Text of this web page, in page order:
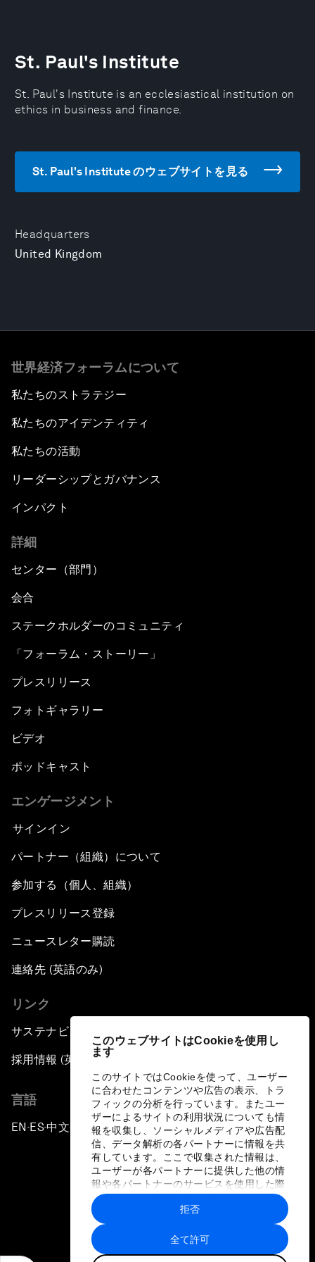
このウェブサイトはCookieを使用し
ます
このサイトではCookieを使って、ユーザー
に合わせたコンテンツや広告の表示、トラ
フィックの分析を行っています。またユー
ザーによるサイトの利用状況についても情
報を収集し、ソーシャルメディアや広告配
信、データ解析の各パートナーに情報を共
有しています。ここで収集された情報は、
ユーザーが各パートナーに提供した他の情
報や各パートナーのサービスを使用した際
に収集された情報と組み合わされ、各パー
トナーによって使用されることがありま
す。
全て許可
拒否
Headquarters
United Kingdom
St. Paul's Institute
St. Paul's Institute is an ecclesiastical institution on
ethics in business and finance.
St. Paul's Institute のウェブサイトを見る
世界経済フォーラムについて
私たちのストラテジー
私たちのアイデンティティ
私たちの活動
リーダーシップとガバナンス
インパクト
詳細
センター（部門）
会合
ステークホルダーのコミュニティ
「フォーラム・ストーリー」
プレスリリース
フォトギャラリー
ビデオ
ポッドキャスト
エンゲージメント
サインイン
パートナー（組織）について
参加する（個人、組織）
プレスリリース登録
ニュースレター購読
連絡先 (英語のみ)
リンク
サステナビリティへの取り組み
採用情報 (英語のみ)
言語
EN ▪ES▪中文▪ 日本語
プライバシーポリシーと利用規約
サイトマップ